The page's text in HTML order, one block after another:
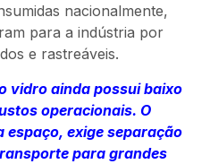
nacionalmente,
para a indústria por
e rastreáveis.
vidro ainda possui baixo
operacionais. O
espaço, exige separação
para grandes